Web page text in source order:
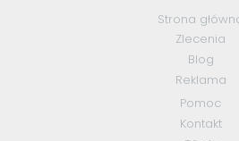
Strona
Zlecenia
Blog
Reklama
Pomoc
Kontakt